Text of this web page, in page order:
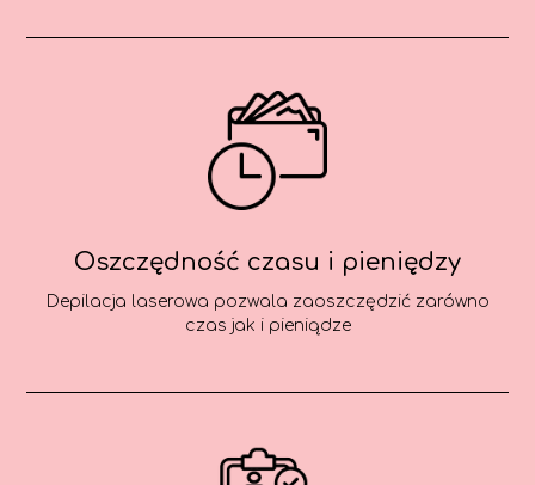
Oszczędność czasu i pieniędzy
Depilacja laserowa pozwala zaoszczędzić zarówno
czas jak i pieniądze